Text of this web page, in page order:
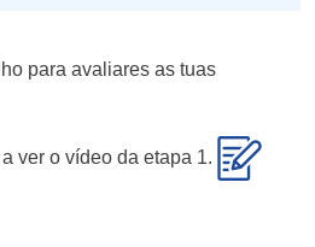
para avaliares as tuas
ver o vídeo da etapa 1.